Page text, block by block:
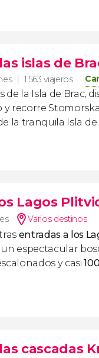
islas de
1.563 viajeros
de la Isla de Brac,
recorre
la tranquila Isla de
Lagos
Varios destinos
entradas a los
espectacular
y casi
cascadas